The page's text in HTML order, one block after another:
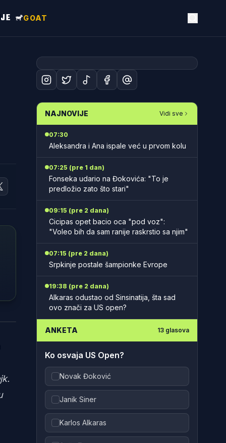
GOAT
NAJNOVIJE Vidi sve
07:30
Aleksandra i Ana ispale već u prvom kolu
07:25 (pre 1 dan)
Fonseka udario na Đokovića: "To je
predložio zato što stari"
09:15 (pre 2 dana)
Cicipas opet bacio oca "pod voz":
"Voleo bih da sam ranije raskrstio sa njim"
07:15 (pre 2 dana)
Srpkinje postale šampionke Evrope
19:38 (pre 2 dana)
Alkaras odustao od Sinsinatija, šta sad
ovo znači za US open?
ANKETA 13 glasova
Ko osvaja US Open?
Novak Đoković
Janik Siner
Karlos Alkaras